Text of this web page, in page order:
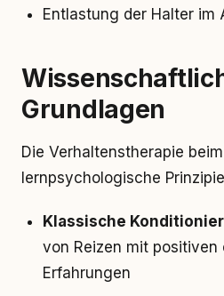
Entlastung der Halter im
Grundlagen
Die Verhaltenstherapie
lernpsychologische
Klassische
von Reizen mit positiven
Erfahrungen